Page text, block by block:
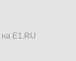
E1.RU